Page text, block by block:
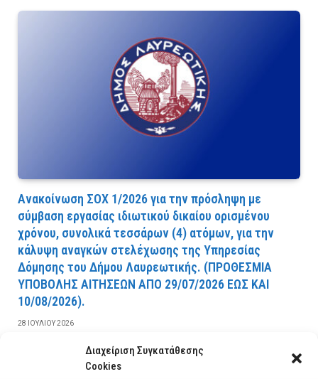
Διαχείριση Συγκατάθεσης
Cookies
Ανακοίνωση ΣΟΧ 1/2026 για την πρόσληψη με
σύμβαση εργασίας ιδιωτικού δικαίου ορισμένου
χρόνου, συνολικά τεσσάρων (4) ατόμων, για την
κάλυψη αναγκών στελέχωσης της Υπηρεσίας
Δόμησης του Δήμου Λαυρεωτικής. (ΠPOΘEΣMIA
YΠOBOΛHΣ AITHΣEΩN AΠO 29/07/2026 EΩΣ KAI
10/08/2026).
28 ΙΟΥΛΊΟΥ 2026
ΔΙΑΒΆΣΤΕ ΠΕΡΙΣΣΌΤΕΡΑ